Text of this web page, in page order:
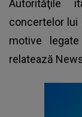
Autorităţile
concertelor lui
motive
relatează